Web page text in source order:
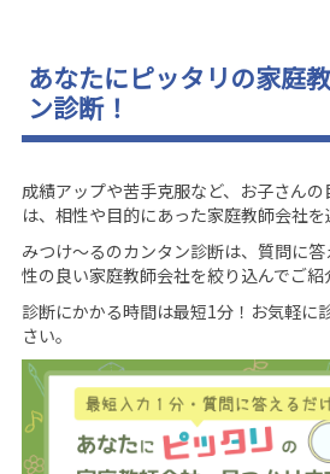
あなたにピッタリの家庭
ン診断！
成績アップや苦手克服など、お子さん
は、相性や目的にあった家庭教師会社を
みつけ～るのカンタン診断は、質問に
性の良い家庭教師会社を絞り込んでご紹
診断にかかる時間は最短1分！お気軽に
さい。